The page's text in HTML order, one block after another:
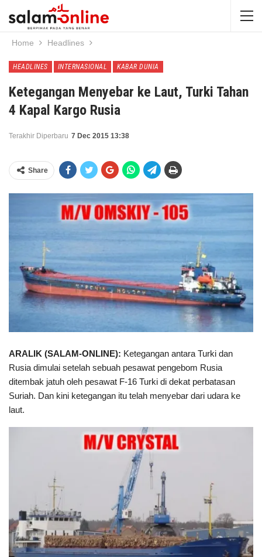
Home Headlines
HEADLINES INTERNASIONAL KABAR DUNIA
Ketegangan Menyebar ke Laut, Turki Tahan
4 Kapal Kargo Rusia
Terakhir Diperbaru 7 Dec 2015 13:38
Share
ARALIK (SALAM-ONLINE): Ketegangan antara Turki dan
Rusia dimulai setelah sebuah pesawat pengebom Rusia
ditembak jatuh oleh pesawat F-16 Turki di dekat perbatasan
Suriah. Dan kini ketegangan itu telah menyebar dari udara ke
laut.